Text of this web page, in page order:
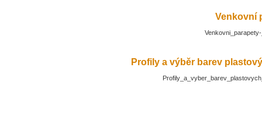
Venkovní
Profily a výběr barev